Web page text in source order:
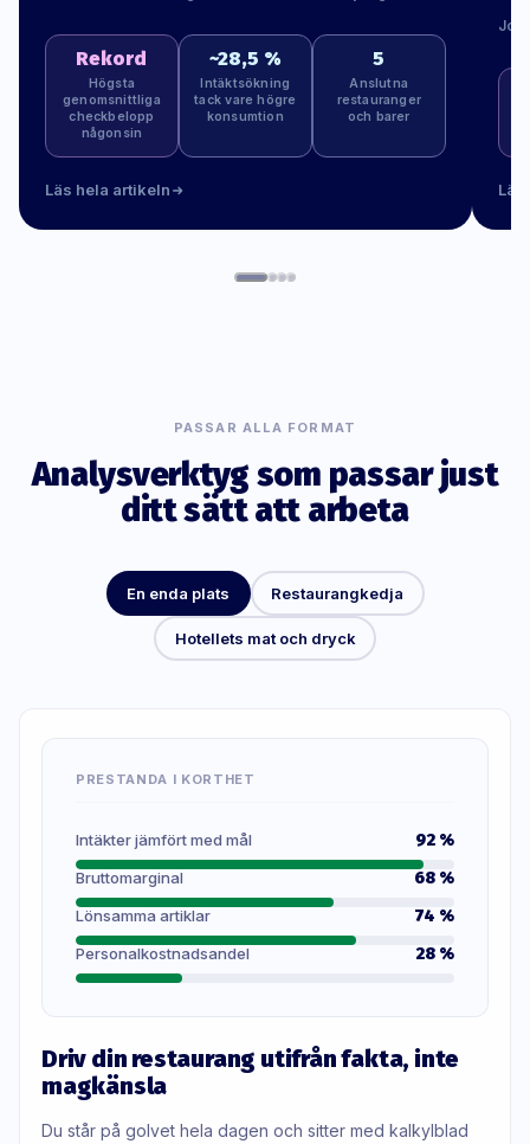
Rekord
Högsta
genomsnittliga
checkbelopp
någonsin
~28,5 %
Intäktsökning
tack vare högre
konsumtion
5
Anslutna
restauranger
och barer
Läs hela artikeln Läs
PASSAR ALLA FORMAT
Analysverktyg som passar just
ditt sätt att arbeta
En enda plats Restaurangkedja
Hotellets mat och dryck
Driv din restaurang utifrån fakta, inte
magkänsla
Du står på golvet hela dagen och sitter med kalkylblad
PRESTANDA I KORTHET
Intäkter jämfört med mål 92 %
Bruttomarginal 68 %
Lönsamma artiklar 74 %
Personalkostnadsandel 28 %